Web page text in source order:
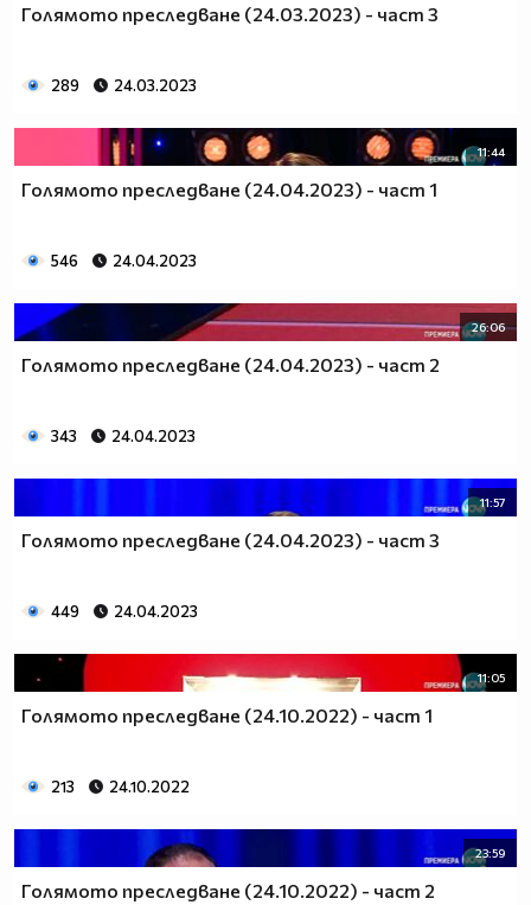
Голямото преследване (24.03.2023) - част 3
289 24.03.2023
11:44
Голямото преследване (24.04.2023) - част 1
546 24.04.2023
26:06
Голямото преследване (24.04.2023) - част 2
343 24.04.2023
11:57
Голямото преследване (24.04.2023) - част 3
449 24.04.2023
11:05
Голямото преследване (24.10.2022) - част 1
213 24.10.2022
23:59
Голямото преследване (24.10.2022) - част 2